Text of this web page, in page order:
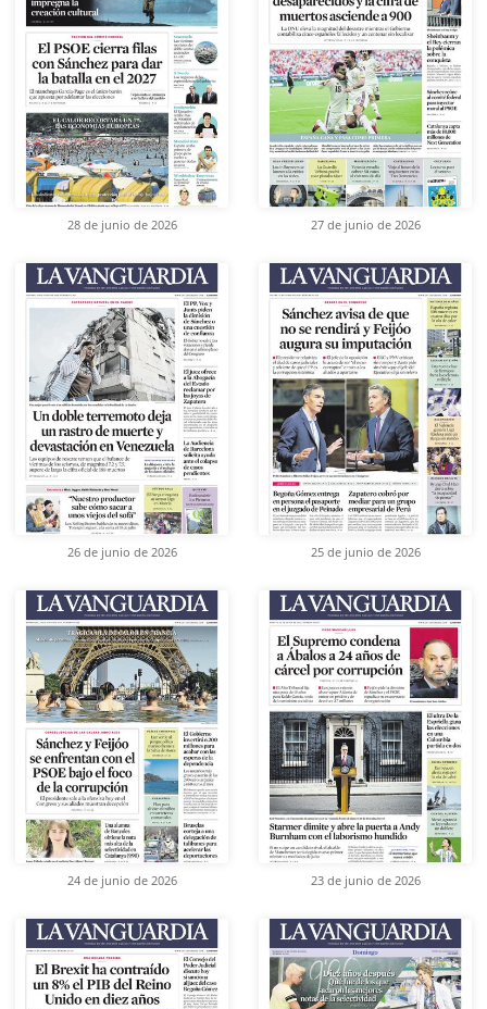
28 de junio de 2026 27 de junio de 2026
26 de junio de 2026 25 de junio de 2026
24 de junio de 2026 23 de junio de 2026